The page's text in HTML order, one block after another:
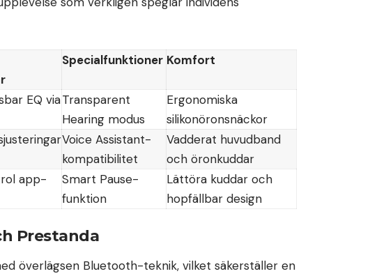
Specialfunktioner Komfort
EQ viaTransparent
Hearing modus
Ergonomiska
silikonöronsnäckor
Voice Assistant-
kompatibilitet
Vadderat huvudband
och öronkuddar
app-
Smart Pause-
funktion
Lättöra kuddar och
hopfällbar design
Prestanda
överlägsen Bluetooth-teknik, vilket säkerställer en